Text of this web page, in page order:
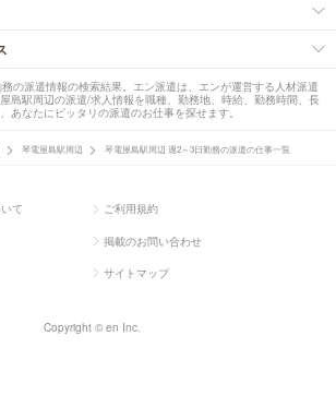
の派遣情報の検索結果。エン派遣は、エンが運営する人材派遣
島駅周辺の派遣/求人情報を職種、勤務地、時給、勤務時間、長
あなたにピッタリの派遣のお仕事を探せます。
琴電屋島駅周辺 琴電屋島駅周辺 週2～3日勤務の派遣の仕事一覧
て ご利用規約
掲載のお問い合わせ
サイトマップ
Copyright © en Inc.